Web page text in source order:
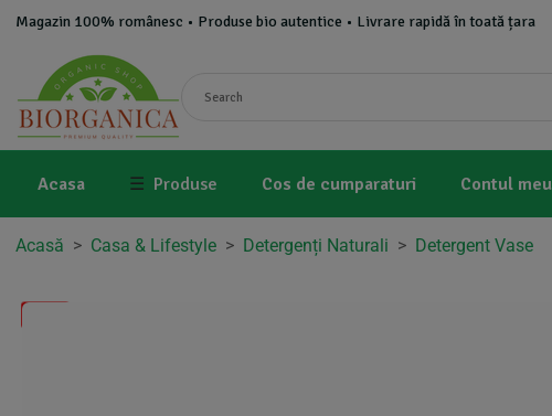
Magazin 100% românesc • Produse bio autentice • Livrare rapidă în toată țara
Acasa ☰ Produse Cos de cumparaturi Contul meu
Acasă > Casa & Lifestyle > Detergenți Naturali > Detergent Vase